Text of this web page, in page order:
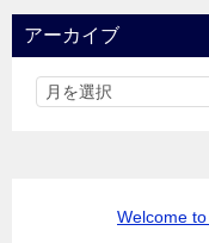
アーカイブ
Welcome